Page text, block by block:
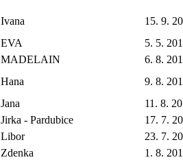
Ivana
15. 9.
EVA
5. 5.
MADELAIN
6. 8.
Hana
9. 8.
Jana
11. 8.
Jirka - Pardubice
17. 7.
Libor
23. 7.
Zdenka 1. 8.